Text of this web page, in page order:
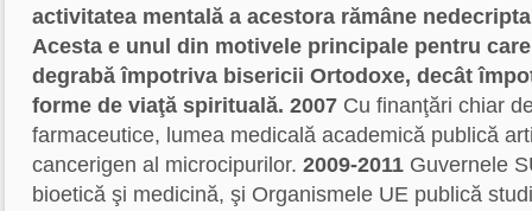
activitatea mentală a acestora rămâne
Acesta e unul din motivele principale pentru
degrabă împotriva bisericii Ortodoxe, decât
forme de viaţă spirituală. 2007 Cu finanţări chiar
farmaceutice, lumea medicală academică publică
cancerigen al microcipurilor. 2009-2011 Guvernele
bioetică şi medicină, şi Organismele UE publică